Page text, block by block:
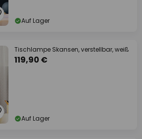
Auf Lager
Tischlampe Skansen, verstellbar, weiß
119,90 €
Auf Lager